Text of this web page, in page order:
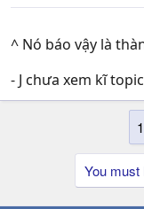
^ Nó báo vậy là
- J chưa xem kĩ topic
1
You must